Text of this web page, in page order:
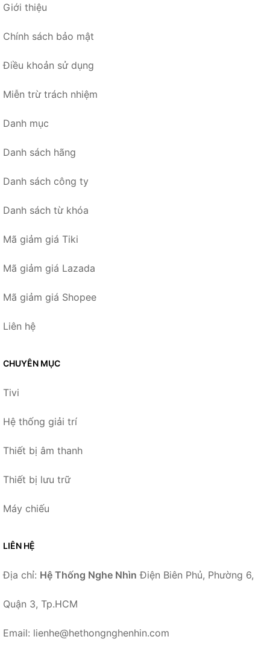
Giới thiệu
Chính sách bảo mật
Điều khoản sử dụng
Miễn trừ trách nhiệm
Danh mục
Danh sách hãng
Danh sách công ty
Danh sách từ khóa
Mã giảm giá Tiki
Mã giảm giá Lazada
Mã giảm giá Shopee
Liên hệ
CHUYÊN MỤC
Tivi
Hệ thống giải trí
Thiết bị âm thanh
Thiết bị lưu trữ
Máy chiếu
LIÊN HỆ
Địa chỉ: Hệ Thống Nghe Nhìn Điện Biên Phủ, Phường 6,
Quận 3, Tp.HCM
Email: lienhe@hethongnghenhin.com